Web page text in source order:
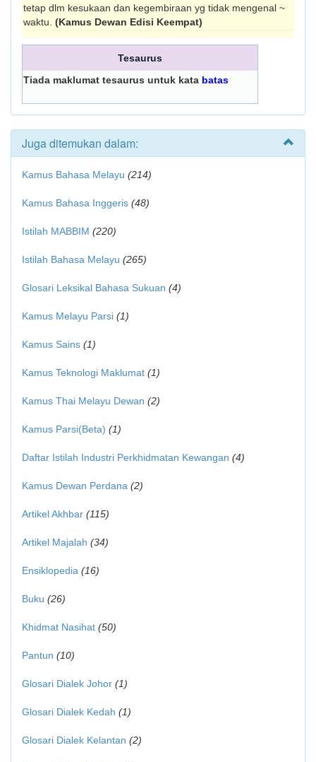
tetap dlm kesukaan dan kegembiraan yg tidak mengenal ~
waktu. (Kamus Dewan Edisi Keempat)
Tesaurus
Tiada maklumat tesaurus untuk kata batas
Juga ditemukan dalam:
Kamus Bahasa Melayu (214)
Kamus Bahasa Inggeris (48)
Istilah MABBIM (220)
Istilah Bahasa Melayu (265)
Glosari Leksikal Bahasa Sukuan (4)
Kamus Melayu Parsi (1)
Kamus Sains (1)
Kamus Teknologi Maklumat (1)
Kamus Thai Melayu Dewan (2)
Kamus Parsi(Beta) (1)
Daftar Istilah Industri Perkhidmatan Kewangan (4)
Kamus Dewan Perdana (2)
Artikel Akhbar (115)
Artikel Majalah (34)
Ensiklopedia (16)
Buku (26)
Khidmat Nasihat (50)
Pantun (10)
Glosari Dialek Johor (1)
Glosari Dialek Kedah (1)
Glosari Dialek Kelantan (2)